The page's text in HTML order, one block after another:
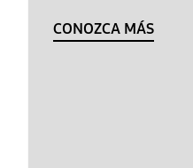
CONOZCA MÁS